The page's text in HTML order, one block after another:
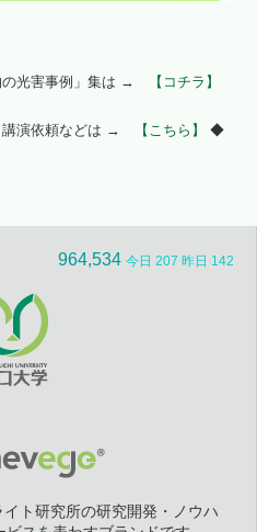
の光害事例」集は →
【コチラ】
講演依頼などは →
【こちら】 ◆
964,534 今日 207 昨日 142
ト研究所の研究開発・ノウハ